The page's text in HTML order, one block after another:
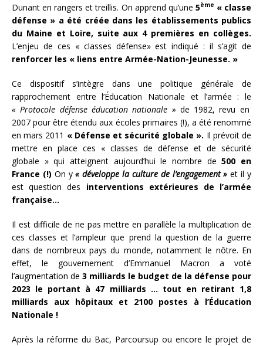
Dunant en rangers et treillis. On apprend qu’une 5ème « classe
défense » a été créée dans les établissements publics
du Maine et Loire, suite aux 4 premières en collèges.
L’enjeu de ces « classes défense» est indiqué : il s’agit de
renforcer les « liens entre Armée-Nation-Jeunesse. »
Ce dispositif s’intègre dans une politique générale de
rapprochement entre l’Éducation Nationale et l’armée : le
« Protocole défense éducation nationale » de 1982, revu en
2007 pour être étendu aux écoles primaires (!), a été renommé
en mars 2011 « Défense et sécurité globale ». Il prévoit de
mettre en place ces « classes de défense et de sécurité
globale » qui atteignent aujourd’hui le nombre de500 en
France (!) On y« développe la culture de l’engagement » et il y
est question des interventions extérieures de l’armée
française…
Il est difficile de ne pas mettre en parallèle la multiplication de
ces classes et l’ampleur que prend la question de la guerre
dans de nombreux pays du monde, notamment le nôtre. En
effet, le gouvernement d’Emmanuel Macron a voté
l’augmentation de 3 milliards le budget de la défense pour
2023 le portant à 47 milliards … tout en retirant 1,8
milliards aux hôpitaux et 2100 postes à l’Éducation
Nationale !
Après la réforme du Bac, Parcoursup ou encore le projet de